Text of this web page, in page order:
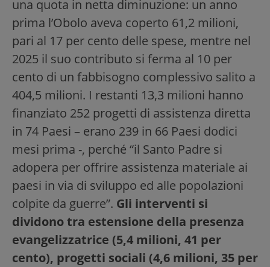
una quota in netta diminuzione: un anno
prima l’Obolo aveva coperto 61,2 milioni,
pari al 17 per cento delle spese, mentre nel
2025 il suo contributo si ferma al 10 per
cento di un fabbisogno complessivo salito a
404,5 milioni. I restanti 13,3 milioni hanno
finanziato 252 progetti di assistenza diretta
in 74 Paesi – erano 239 in 66 Paesi dodici
mesi prima -, perché “il Santo Padre si
adopera per offrire assistenza materiale ai
paesi in via di sviluppo ed alle popolazioni
colpite da guerre”. Gli interventi si
dividono tra estensione della presenza
evangelizzatrice (5,4 milioni, 41 per
cento), progetti sociali (4,6 milioni, 35 per